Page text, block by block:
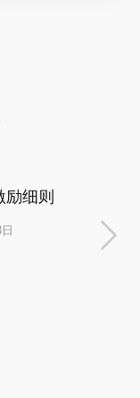
励细则